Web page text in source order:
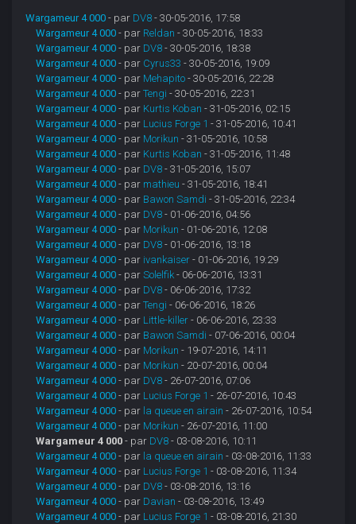
Wargameur 4 000 - par DV8 - 30-05-2016, 17:58
Wargameur 4 000 - par Reldan - 30-05-2016, 18:33
Wargameur 4 000 - par DV8 - 30-05-2016, 18:38
Wargameur 4 000 - par Cyrus33 - 30-05-2016, 19:09
Wargameur 4 000 - par Mehapito - 30-05-2016, 22:28
Wargameur 4 000 - parTengi - 30-05-2016, 22:31
Wargameur 4 000 - par Kurtis Koban - 31-05-2016, 02:15
Wargameur 4 000 - par Lucius Forge 1 - 31-05-2016, 10:41
Wargameur 4 000 - par Morikun - 31-05-2016, 10:58
Wargameur 4 000 - par Kurtis Koban - 31-05-2016, 11:48
Wargameur 4 000 - par DV8 - 31-05-2016, 15:07
Wargameur 4 000 - par mathieu - 31-05-2016, 18:41
Wargameur 4 000 - par Bawon Samdi - 31-05-2016, 22:34
Wargameur 4 000 - par DV8 - 01-06-2016, 04:56
Wargameur 4 000 - par Morikun - 01-06-2016, 12:08
Wargameur 4 000 - par DV8 - 01-06-2016, 13:18
Wargameur 4 000 - par ivankaiser - 01-06-2016, 19:29
Wargameur 4 000 - parSolelfik - 06-06-2016, 13:31
Wargameur 4 000 - par DV8 - 06-06-2016, 17:32
Wargameur 4 000 - parTengi - 06-06-2016, 18:26
Wargameur 4 000 - par Little-killer - 06-06-2016, 23:33
Wargameur 4 000 - par Bawon Samdi - 07-06-2016, 00:04
Wargameur 4 000 - par Morikun - 19-07-2016, 14:11
Wargameur 4 000 - par Morikun - 20-07-2016, 00:04
Wargameur 4 000 - par DV8 - 26-07-2016, 07:06
Wargameur 4 000 - par Lucius Forge 1 - 26-07-2016, 10:43
Wargameur 4 000 - par la queue en airain - 26-07-2016, 10:54
Wargameur 4 000 - par Morikun - 26-07-2016, 11:00
Wargameur 4 000 - par DV8 - 03-08-2016, 10:11
Wargameur 4 000 - par la queue en airain - 03-08-2016, 11:33
Wargameur 4 000 - par Lucius Forge 1 - 03-08-2016, 11:34
Wargameur 4 000 - par DV8 - 03-08-2016, 13:16
Wargameur 4 000 - par Davian - 03-08-2016, 13:49
Wargameur 4 000 - par Lucius Forge 1 - 03-08-2016, 21:30